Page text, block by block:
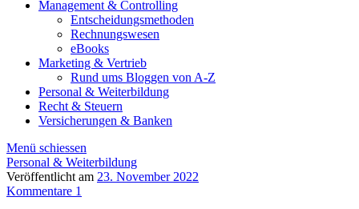
Management & Controlling
Entscheidungsmethoden
Rechnungswesen
eBooks
Marketing & Vertrieb
Rund ums Bloggen von A-Z
Personal & Weiterbildung
Recht & Steuern
Versicherungen & Banken
Menü schiessen
Personal & Weiterbildung
Veröffentlicht am 23. November 2022
Kommentare 1